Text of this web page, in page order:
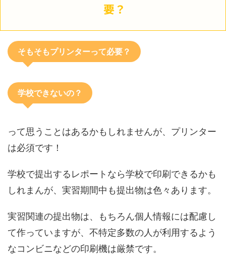
要？
そもそもプリンターって必要？
学校できないの？
って思うことはあるかもしれませんが、プリンター
は必須です！
学校で提出するレポートなら学校で印刷できるかも
しれまんが、実習期間中も提出物は色々あります。
実習関連の提出物は、もちろん個人情報には配慮し
て作っていますが、不特定多数の人が利用するよう
なコンビニなどの印刷機は厳禁です。